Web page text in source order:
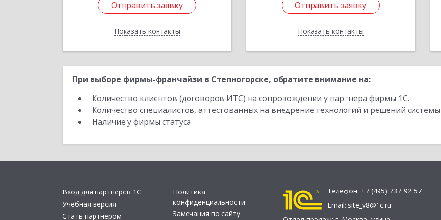
Отправить заявку
Показать контакты
Отправить заявку
Назад
Отправить заявку
Показать контакты
Отправить заявку
Назад
При выборе фирмы-франчайзи в Степногорске, обратите внимание на:
Количество клиентов (договоров ИТС) на сопровождении у партнера фирмы 1С.
Количество специалистов, аттестованных на внедрение технологий и решений
Наличие у фирмы статуса
Вход для партнеров 1С
Учебная версия
Стать партнером
Политика
конфиденциальности
Замечания по сайту
Телефон: +7 (495) 737-92-57
Email: site_v8@1c.ru